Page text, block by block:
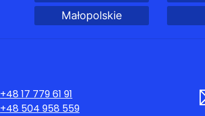
Małopolskie
+48 17 779 61 91
+48 504 958 559